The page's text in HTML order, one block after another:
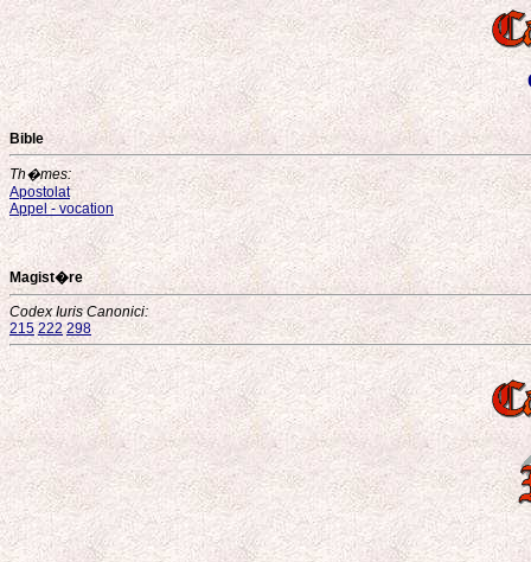
Bible
Th�mes:
Apostolat
Appel - vocation
Magist�re
Codex Iuris Canonici:
215 222 298